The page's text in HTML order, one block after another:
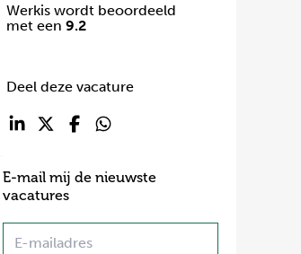
Werkis wordt beoordeeld
met een 9.2
Deel deze vacature
E-mail mij de nieuwste
vacatures